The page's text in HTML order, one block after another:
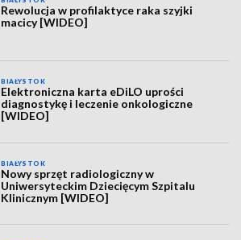
Rewolucja w profilaktyce raka szyjki
macicy [WIDEO]
BIAŁYSTOK
Elektroniczna karta eDiLO uprości
diagnostykę i leczenie onkologiczne
[WIDEO]
BIAŁYSTOK
Nowy sprzęt radiologiczny w
Uniwersyteckim Dziecięcym Szpitalu
Klinicznym [WIDEO]